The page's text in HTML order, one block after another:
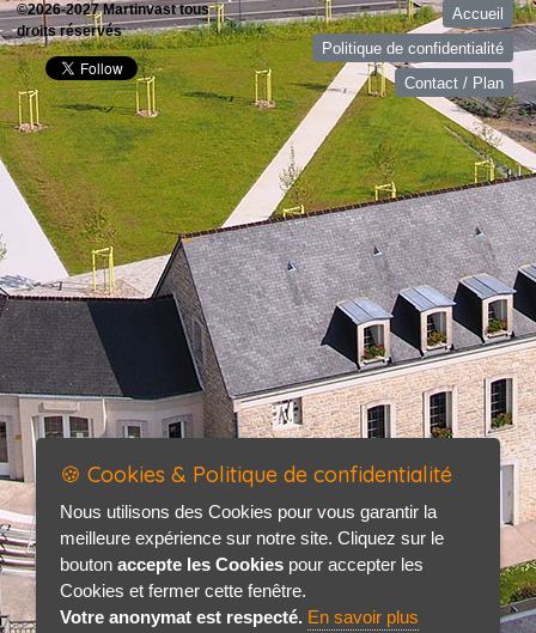
©2026-2027 Martinvast tous
droits réservés
Accueil
Politique de confidentialité
Contact / Plan
🍪 Cookies & Politique de confidentialité
Nous utilisons des Cookies pour vous garantir la
meilleure expérience sur notre site. Cliquez sur le
bouton accepte les Cookies pour accepter les
Cookies et fermer cette fenêtre.
Votre anonymat est respecté. En savoir plus